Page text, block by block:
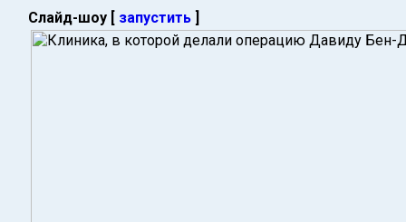
Слайд-шоу [ запустить ]